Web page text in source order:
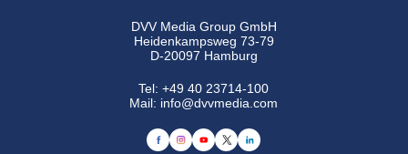
DVV Media Group GmbH
Heidenkampsweg 73-79
D-20097 Hamburg
Tel:+49 40 23714-100
Mail: info@dvvmedia.com